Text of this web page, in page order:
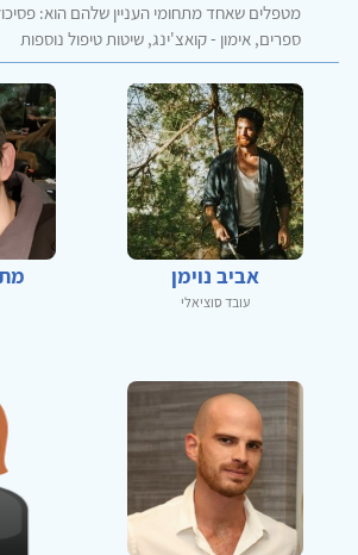
מטפלים שאחד מתחומי העניין שלהם הוא:
ספרים, אימון - קואצ'ינג, שיטות טיפול נוספות
אביב נוימן
עובד סוציאלי